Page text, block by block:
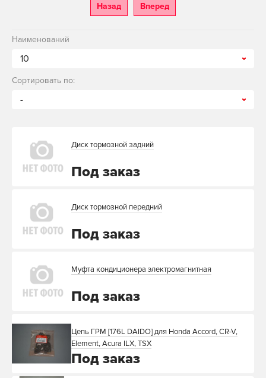
Назад Вперед
Наименований
10
Сортировать по:
-
Диск тормозной задний
Под заказ
Диск тормозной передний
Под заказ
Муфта кондиционера электромагнитная
Под заказ
Цепь ГРМ [176L DAIDO] для Honda Accord, CR-V,
Element, Acura ILX, TSX
Под заказ